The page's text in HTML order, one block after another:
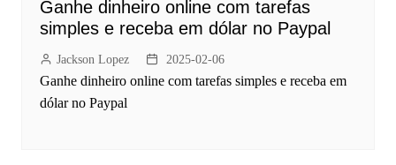
Ganhe dinheiro online com tarefas
simples e receba em dólar no Paypal
Jackson Lopez 2025-02-06
Ganhe dinheiro online com tarefas simples e receba em
dólar no Paypal